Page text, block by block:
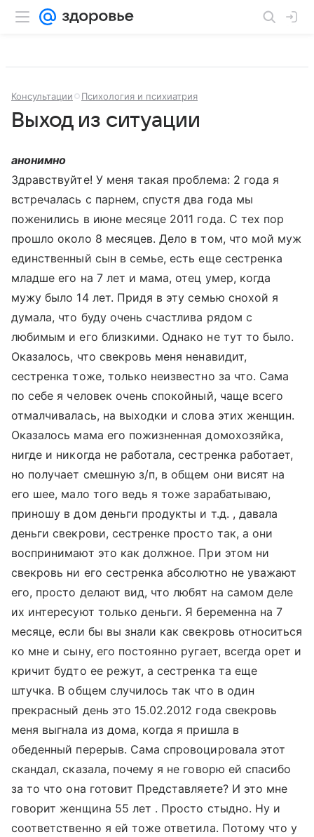
Консультации Психология и психиатрия
Выход из ситуации
анонимно
Здравствуйте! У меня такая проблема: 2 года я
встречалась с парнем, спустя два года мы
поженились в июне месяце 2011 года. С тех пор
прошло около 8 месяцев. Дело в том, что мой муж
единственный сын в семье, есть еще сестренка
младше его на 7 лет и мама, отец умер, когда
мужу было 14 лет. Придя в эту семью снохой я
думала, что буду очень счастлива рядом с
любимым и его близкими. Однако не тут то было.
Оказалось, что свекровь меня ненавидит,
сестренка тоже, только неизвестно за что. Сама
по себе я человек очень спокойный, чаще всего
отмалчивалась, на выходки и слова этих женщин.
Оказалось мама его пожизненная домохозяйка,
нигде и никогда не работала, сестренка работает,
но получает смешную з/п, в общем они висят на
его шее, мало того ведь я тоже зарабатываю,
приношу в дом деньги продукты и т.д. , давала
деньги свекрови, сестренке просто так, а они
воспринимают это как должное. При этом ни
свекровь ни его сестренка абсолютно не уважают
его, просто делают вид, что любят на самом деле
их интересуют только деньги. Я беременна на 7
месяце, если бы вы знали как свекровь относиться
ко мне и сыну, его постоянно ругает, всегда орет и
кричит будто ее режут, а сестренка та еще
штучка. В общем случилось так что в один
прекрасный день это 15.02.2012 года свекровь
меня выгнала из дома, когда я пришла в
обеденный перерыв. Сама спровоцировала этот
скандал, сказала, почему я не говорю ей спасибо
за то что она готовит Представляете? И это мне
говорит женщина 55 лет . Просто стыдно. Ну и
соответственно я ей тоже ответила. Потому что у